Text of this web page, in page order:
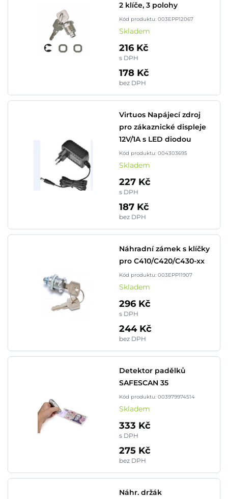
2 klíče, 3 polohy
Kód produktu: 003EPP12067
Skladem
216 Kč
s DPH
178 Kč
bez DPH
Virtuos Napájecí zdroj
pro zákaznické displeje
12V/1A s LED diodou
Kód produktu: 004303695
Skladem
227 Kč
s DPH
187 Kč
bez DPH
Náhradní zámek s klíčky
pro C410/C420/C430-xx
Kód produktu: 003EPP11907
Skladem
296 Kč
s DPH
244 Kč
bez DPH
Detektor padělků
SAFESCAN 35
Kód produktu: 003979974514
Skladem
333 Kč
s DPH
275 Kč
bez DPH
Náhr. držák